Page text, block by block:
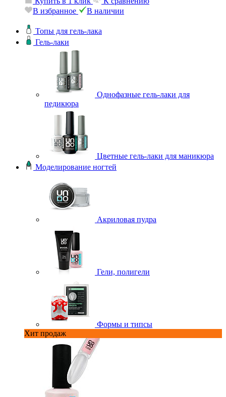
Купить в 1 клик
К сравнению
Топы для гель-лака
Гель-лаки
Однофазные гель-лаки для
педикюра
Цветные гель-лаки для маникюра
Моделирование ногтей
Акриловая пудра
Гели, полигели
Формы и типсы
Хит продаж